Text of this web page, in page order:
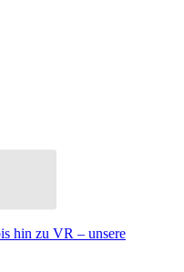
hin zu VR – unsere